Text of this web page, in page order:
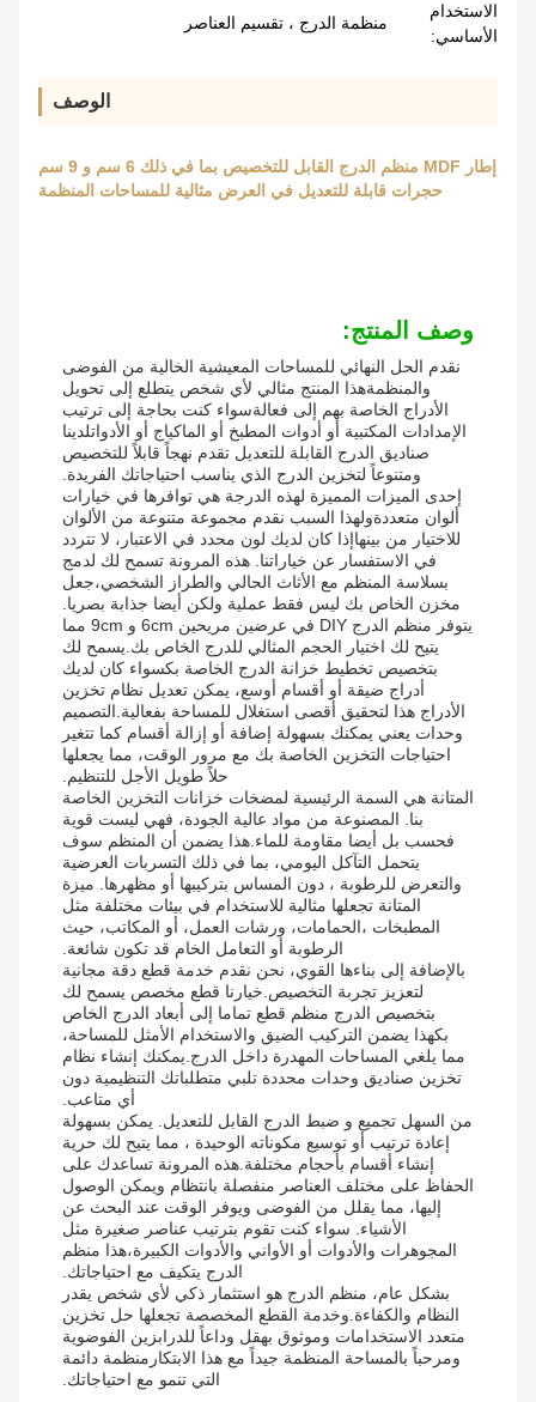
الاستخدام
الأساسي:
منظمة الدرج ، تقسيم العناصر
الوصف
إطار MDF منظم الدرج القابل للتخصيص بما في ذلك 6 سم و 9 سم
حجرات قابلة للتعديل في العرض مثالية للمساحات المنظمة
وصف المنتج:
نقدم الحل النهائي للمساحات المعيشية الخالية من الفوضى
والمنظمةهذا المنتج مثالي لأي شخص يتطلع إلى تحويل
الأدراج الخاصة بهم إلى فعالةسواء كنت بحاجة إلى ترتيب
الإمدادات المكتبية أو أدوات المطبخ أو الماكياج أو الأدواتلدينا
صناديق الدرج القابلة للتعديل تقدم نهجاً قابلاً للتخصيص
ومتنوعاً لتخزين الدرج الذي يناسب احتياجاتك الفريدة.
إحدى الميزات المميزة لهذه الدرجة هي توافرها في خيارات
ألوان متعددةولهذا السبب نقدم مجموعة متنوعة من الألوان
للاختيار من بينهاإذا كان لديك لون محدد في الاعتبار، لا تتردد
في الاستفسار عن خياراتنا. هذه المرونة تسمح لك لدمج
بسلاسة المنظم مع الأثاث الحالي والطراز الشخصي،جعل
مخزن الخاص بك ليس فقط عملية ولكن أيضا جذابة بصريا.
يتوفر منظم الدرج DIY في عرضين مريحين 6cm و 9cm مما
يتيح لك اختيار الحجم المثالي للدرج الخاص بك.يسمح لك
بتخصيص تخطيط خزانة الدرج الخاصة بكسواء كان لديك
أدراج ضيقة أو أقسام أوسع، يمكن تعديل نظام تخزين
الأدراج هذا لتحقيق أقصى استغلال للمساحة بفعالية.التصميم
وحدات يعني يمكنك بسهولة إضافة أو إزالة أقسام كما تتغير
احتياجات التخزين الخاصة بك مع مرور الوقت، مما يجعلها
حلاً طويل الأجل للتنظيم.
المتانة هي السمة الرئيسية لمضخات خزانات التخزين الخاصة
بنا. المصنوعة من مواد عالية الجودة، فهي ليست قوية
فحسب بل أيضا مقاومة للماء.هذا يضمن أن المنظم سوف
يتحمل التآكل اليومي، بما في ذلك التسربات العرضية
والتعرض للرطوبة ، دون المساس بتركيبها أو مظهرها. ميزة
المتانة تجعلها مثالية للاستخدام في بيئات مختلفة مثل
المطبخات ،الحمامات، ورشات العمل، أو المكاتب، حيث
الرطوبة أو التعامل الخام قد تكون شائعة.
بالإضافة إلى بناءها القوي، نحن نقدم خدمة قطع دقة مجانية
لتعزيز تجربة التخصيص.خيارنا قطع مخصص يسمح لك
بتخصيص الدرج منظم قطع تماما إلى أبعاد الدرج الخاص
بكهذا يضمن التركيب الضيق والاستخدام الأمثل للمساحة،
مما يلغي المساحات المهدرة داخل الدرج.يمكنك إنشاء نظام
تخزين صناديق وحدات محددة تلبي متطلباتك التنظيمية دون
أي متاعب.
من السهل تجميع و ضبط الدرج القابل للتعديل. يمكن بسهولة
إعادة ترتيب أو توسيع مكوناته الوحيدة ، مما يتيح لك حرية
إنشاء أقسام بأحجام مختلفة.هذه المرونة تساعدك على
الحفاظ على مختلف العناصر منفصلة بانتظام ويمكن الوصول
إليها، مما يقلل من الفوضى ويوفر الوقت عند البحث عن
الأشياء. سواء كنت تقوم بترتيب عناصر صغيرة مثل
المجوهرات والأدوات أو الأواني والأدوات الكبيرة،هذا منظم
الدرج يتكيف مع احتياجاتك.
بشكل عام، منظم الدرج هو استثمار ذكي لأي شخص يقدر
النظام والكفاءة.وخدمة القطع المخصصة تجعلها حل تخزين
متعدد الاستخدامات وموثوق بهقل وداعاً للدرابزين الفوضوية
ومرحباً بالمساحة المنظمة جيداً مع هذا الابتكارمنظمة دائمة
التي تنمو مع احتياجاتك.